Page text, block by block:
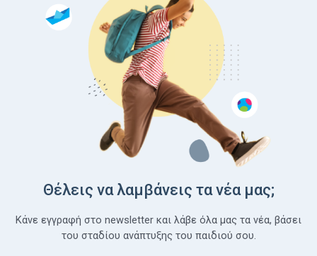
Θέλεις να λαμβάνεις τα νέα μας;
Κάνε εγγραφή στο newsletter και λάβε όλα μας τα νέα, βάσει
του σταδίου ανάπτυξης του παιδιού σου.